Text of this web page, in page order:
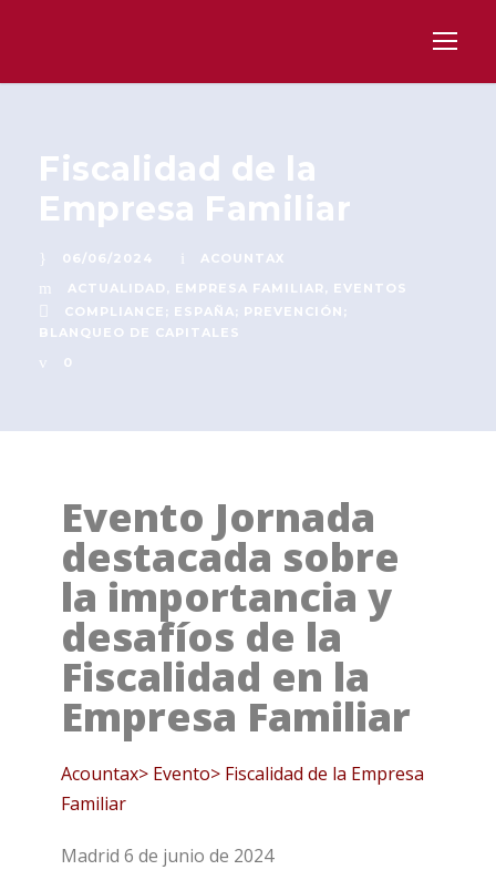
Fiscalidad de la
Empresa Familiar
06/06/2024
ACOUNTAX
ACTUALIDAD , EMPRESA FAMILIAR , EVENTOS
COMPLIANCE; ESPAÑA; PREVENCIÓN;
BLANQUEO DE CAPITALES
0
Evento Jornada
destacada sobre
la importancia y
desafíos de la
Fiscalidad en la
Empresa Familiar
Acountax> Evento> Fiscalidad de la Empresa
Familiar
Madrid 6 de junio de 2024